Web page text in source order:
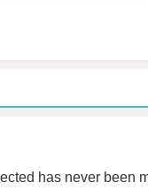
has never